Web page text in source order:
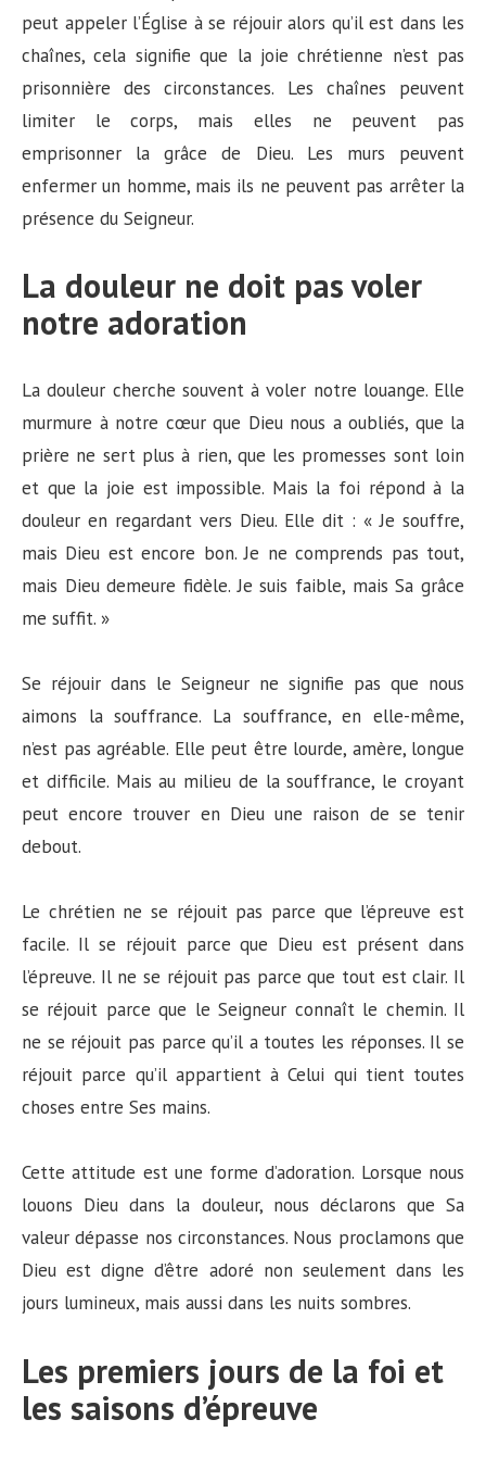
peut appeler l’Église à se réjouir alors qu’il est dans les
chaînes, cela signifie que la joie chrétienne n’est pas
prisonnière des circonstances. Les chaînes peuvent
limiter le corps, mais elles ne peuvent pas
emprisonner la grâce de Dieu. Les murs peuvent
enfermer un homme, mais ils ne peuvent pas arrêter la
présence du Seigneur.
La douleur ne doit pas voler
notre adoration
La douleur cherche souvent à voler notre louange. Elle
murmure à notre cœur que Dieu nous a oubliés, que la
prière ne sert plus à rien, que les promesses sont loin
et que la joie est impossible. Mais la foi répond à la
douleur en regardant vers Dieu. Elle dit : « Je souffre,
mais Dieu est encore bon. Je ne comprends pas tout,
mais Dieu demeure fidèle. Je suis faible, mais Sa grâce
me suffit. »
Se réjouir dans le Seigneur ne signifie pas que nous
aimons la souffrance. La souffrance, en elle-même,
n’est pas agréable. Elle peut être lourde, amère, longue
et difficile. Mais au milieu de la souffrance, le croyant
peut encore trouver en Dieu une raison de se tenir
debout.
Le chrétien ne se réjouit pas parce que l’épreuve est
facile. Il se réjouit parce que Dieu est présent dans
l’épreuve. Il ne se réjouit pas parce que tout est clair. Il
se réjouit parce que le Seigneur connaît le chemin. Il
ne se réjouit pas parce qu’il a toutes les réponses. Il se
réjouit parce qu’il appartient à Celui qui tient toutes
choses entre Ses mains.
Cette attitude est une forme d’adoration. Lorsque nous
louons Dieu dans la douleur, nous déclarons que Sa
valeur dépasse nos circonstances. Nous proclamons que
Dieu est digne d’être adoré non seulement dans les
jours lumineux, mais aussi dans les nuits sombres.
Les premiers jours de la foi et
les saisons d’épreuve